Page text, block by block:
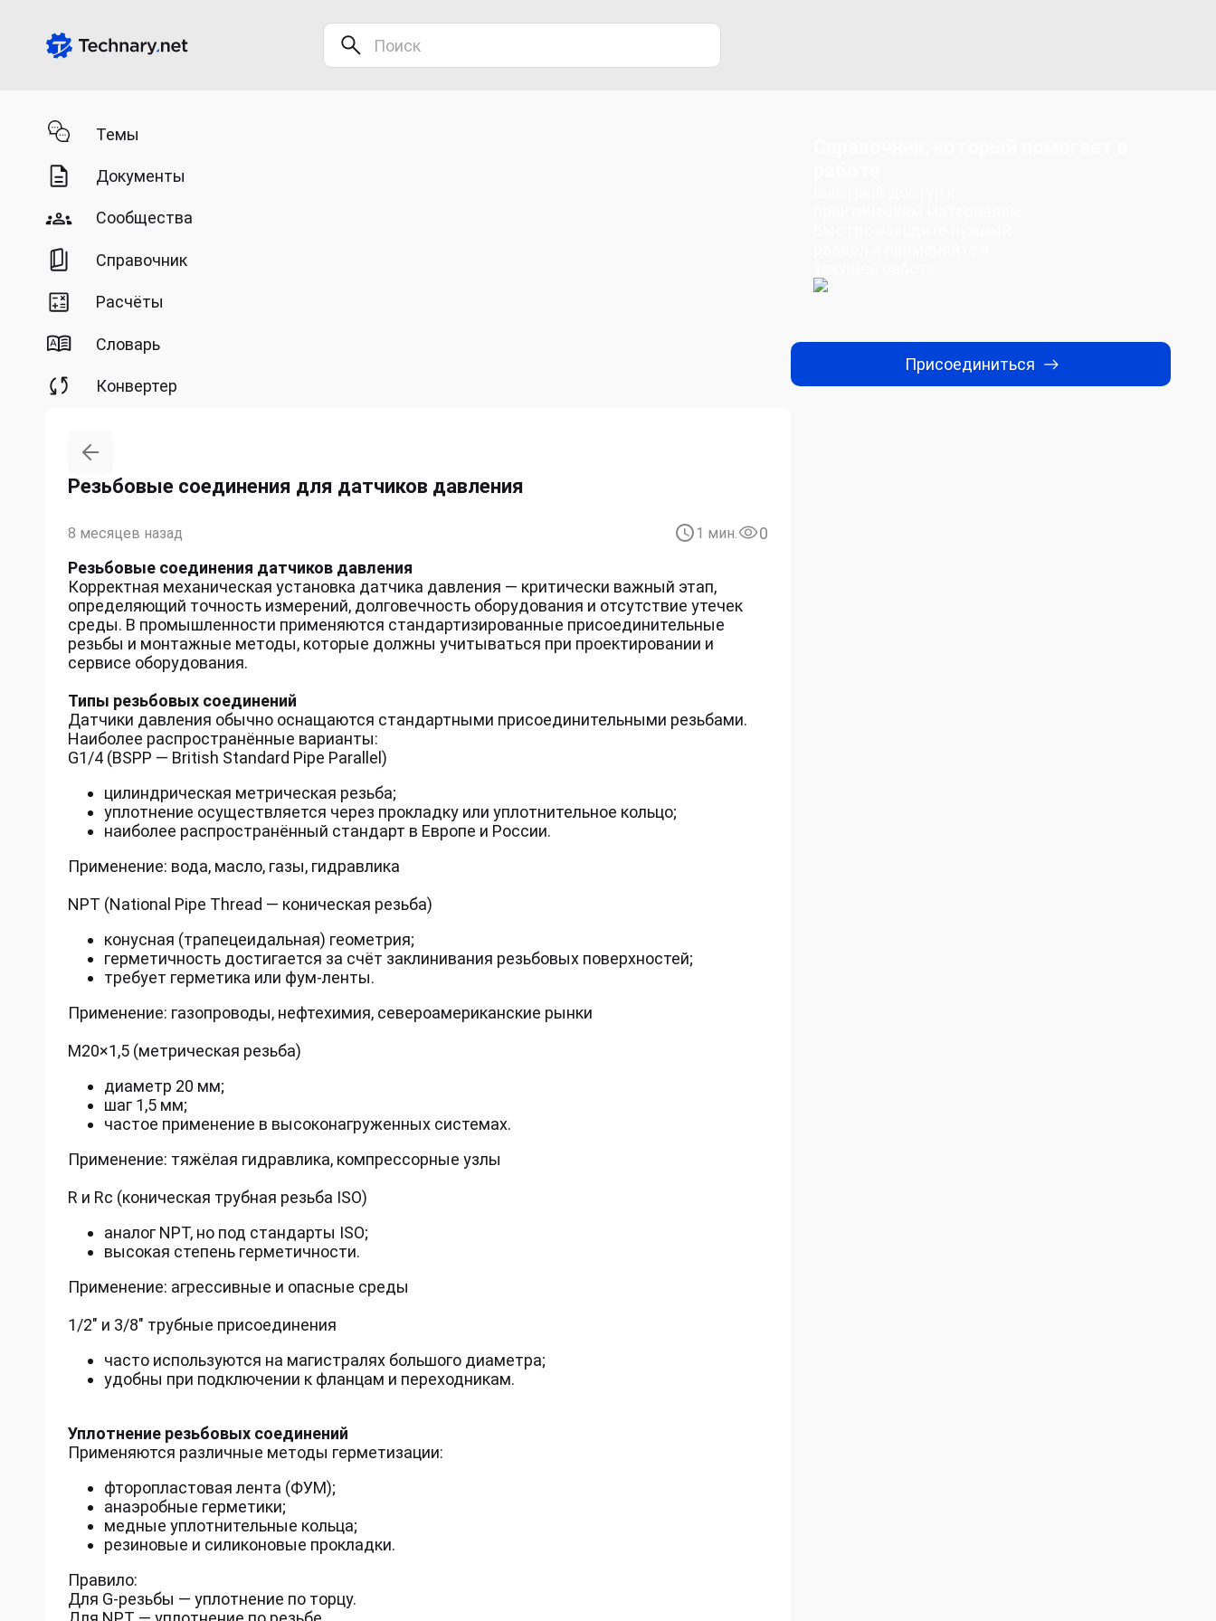
Темы
Документы
Сообщества
Справочник
Расчёты
Словарь
Конвертер
Резьбовые соединения для датчиков давления
8 месяцев назад 1 мин.
0
Резьбовые соединения датчиков давления
Корректная механическая установка датчика давления — критически важный этап,
определяющий точность измерений, долговечность оборудования и отсутствие утечек
среды. В промышленности применяются стандартизированные присоединительные
резьбы и монтажные методы, которые должны учитываться при проектировании и
сервисе оборудования.
Типы резьбовых соединений
Датчики давления обычно оснащаются стандартными присоединительными резьбами.
Наиболее распространённые варианты:
G1/4 (BSPP — British Standard Pipe Parallel)
цилиндрическая метрическая резьба;
уплотнение осуществляется через прокладку или уплотнительное кольцо;
наиболее распространённый стандарт в Европе и России.
Применение: вода, масло, газы, гидравлика
NPT (National Pipe Thread — коническая резьба)
конусная (трапецеидальная) геометрия;
герметичность достигается за счёт заклинивания резьбовых поверхностей;
требует герметика или фум-ленты.
Применение: газопроводы, нефтехимия, североамериканские рынки
М20×1,5 (метрическая резьба)
диаметр 20 мм;
шаг 1,5 мм;
частое применение в высоконагруженных системах.
Применение: тяжёлая гидравлика, компрессорные узлы
R и Rc (коническая трубная резьба ISO)
аналог NPT, но под стандарты ISO;
высокая степень герметичности.
Применение: агрессивные и опасные среды
1/2" и 3/8" трубные присоединения
часто используются на магистралях большого диаметра;
удобны при подключении к фланцам и переходникам.
Уплотнение резьбовых соединений
Применяются различные методы герметизации:
фторопластовая лента (ФУМ);
анаэробные герметики;
медные уплотнительные кольца;
резиновые и силиконовые прокладки.
Правило:
Для G-резьбы — уплотнение по торцу.
Присоединиться